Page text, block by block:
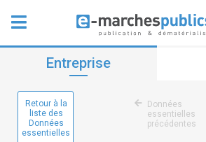
Entreprise
Retour à la
liste des
Données
essentielles
Données
essentielles
précédentes